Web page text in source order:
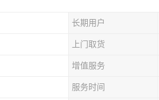
长期用户
上门取货
增值服务
服务时间